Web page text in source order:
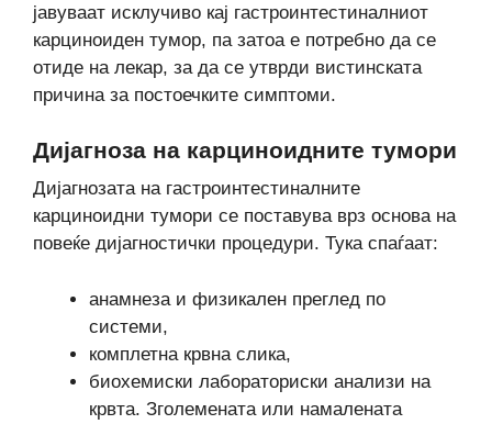
јавуваат исклучиво кај гастроинтестиналниот
карциноиден тумор, па затоа е потребно да се
отиде на лекар, за да се утврди вистинската
причина за постоечките симптоми.
Дијагноза на карциноидните тумори
Дијагнозата на гастроинтестиналните
карциноидни тумори се поставува врз основа на
повеќе дијагностички процедури. Тука спаѓаат:
анамнеза и физикален преглед по
системи,
комплетна крвна слика,
биохемиски лабораториски анализи на
крвта. Зголемената или намалената